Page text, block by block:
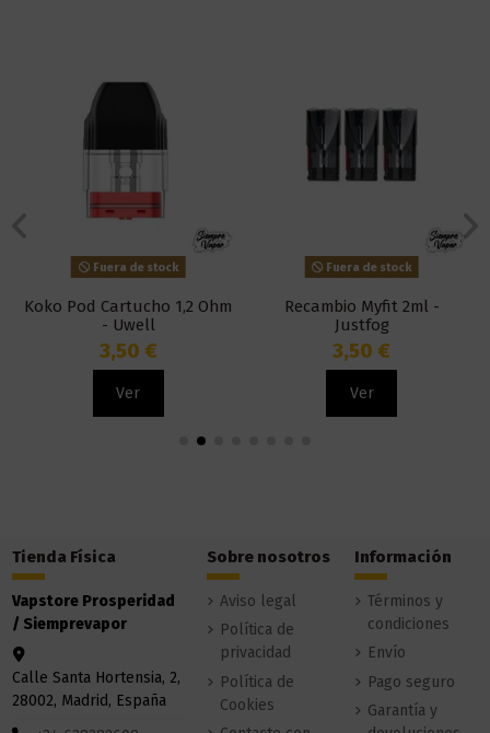
Fuera de stock
Koko Pod Cartucho 1,2 Ohm
- Uwell
3,50 €
Ver
Fuera de stock
Recambio Myfit 2ml -
Justfog
3,50 €
Ver
Tienda Física
Vapstore Prosperidad
/ Siemprevapor
Calle Santa Hortensia, 2,
28002, Madrid, España
Sobre nosotros
Aviso legal
Política de
privacidad
Política de
Cookies
Información
Términos y
condiciones
Envío
Pago seguro
Garantía y